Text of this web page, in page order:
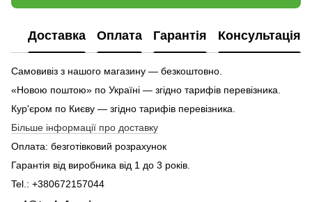
Доставка Оплата Гарантія Консультація
Самовивіз з нашого магазину — безкоштовно.
«Новою поштою» по Україні — згідно тарифів перевізника.
Кур'єром по Києву — згідно тарифів перевізника.
Більше інформації про доставку
Оплата: безготівковий розрахунок
Гарантія від виробника від 1 до 3 років.
Tel.: +380672157044